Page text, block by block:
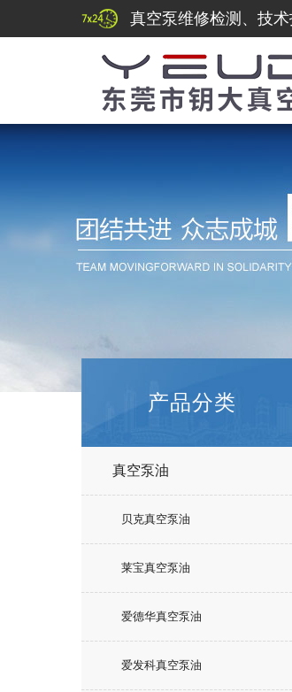
真空泵维修检测、技
产品分类
真空泵油
贝克真空泵油
莱宝真空泵油
爱德华真空泵油
爱发科真空泵油